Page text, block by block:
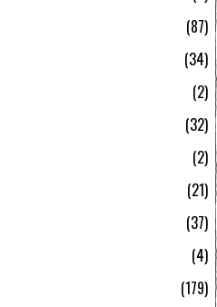
87
34
2
32
2
21
37
4
179